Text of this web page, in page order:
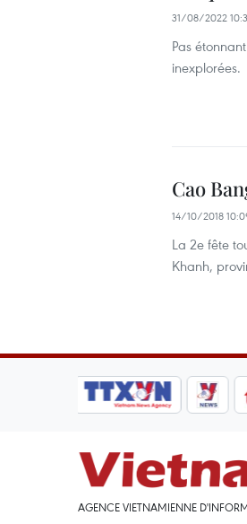
31/08/2022
Pas
inexplorées.
Cao
14/10/2018
La 2e fête
Khanh,
AGENCE VIETNAMIENNE